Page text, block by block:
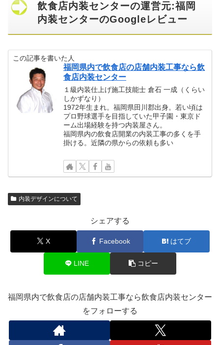
飲食店内装センターの運営元:福岡
内装センターのGoogleレビュー
この記事を書いた人
福岡県内で飲食店の店舗内装工事なら飲
食店内装センター
１級内装仕上げ施工技能士 倉石 一成（くらい
しかずなり）
1972年生まれ。福岡県田川郡出身。若い頃は
プロ野球選手を目指していた甲子園・東京ド
ーム出場経験を持つ内装屋さん。
福岡県内の飲食店開業の内装工事の多くを手
掛ける。近隣の県からの依頼も多い
内装デザインについて
シェアする
X Facebook はてブ
LINE コピー
福岡県内で飲食店の店舗内装工事なら飲食店内装センター
をフォローする